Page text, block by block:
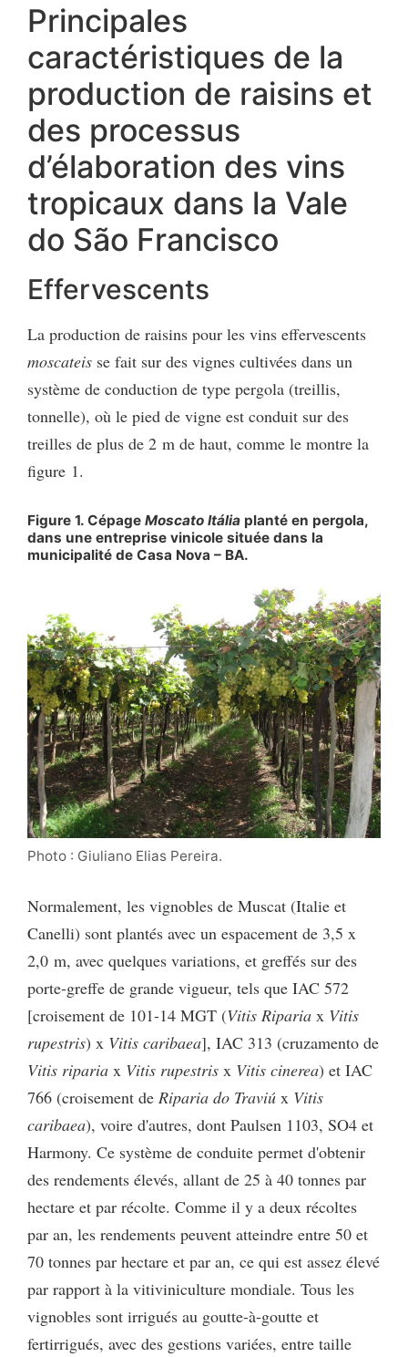
Principales
caractéristiques de la
production de raisins et
des processus
d’élaboration des vins
tropicaux dans la Vale
do São Francisco
Effervescents
La production de raisins pour les vins effervescents
moscateis se fait sur des vignes cultivées dans un
système de conduction de type pergola (treillis,
tonnelle), où le pied de vigne est conduit sur des
treilles de plus de 2 m de haut, comme le montre la
figure 1.
Figure 1. Cépage Moscato Itália planté en pergola,
dans une entreprise vinicole située dans la
municipalité de Casa Nova – BA.
Photo : Giuliano Elias Pereira.
Normalement, les vignobles de Muscat (Italie et
Canelli) sont plantés avec un espacement de 3,5 x
2,0 m, avec quelques variations, et greffés sur des
porte-greffe de grande vigueur, tels que IAC 572
[croisement de 101-14 MGT (Vitis Riparia x Vitis
rupestris) x Vitis caribaea], IAC 313 (cruzamento de
Vitis riparia x Vitis rupestris x Vitis cinerea) et IAC
766 (croisement de Riparia do Traviú x Vitis
caribaea), voire d'autres, dont Paulsen 1103, SO4 et
Harmony. Ce système de conduite permet d'obtenir
des rendements élevés, allant de 25 à 40 tonnes par
hectare et par récolte. Comme il y a deux récoltes
par an, les rendements peuvent atteindre entre 50 et
70 tonnes par hectare et par an, ce qui est assez élevé
par rapport à la vitiviniculture mondiale. Tous les
vignobles sont irrigués au goutte-à-goutte et
fertirrigués, avec des gestions variées, entre taille